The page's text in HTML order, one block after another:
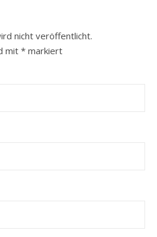
nicht veröffentlicht.
mit * markiert